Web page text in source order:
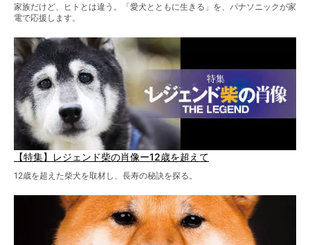
家族だけど、ヒトとは違う。「愛犬とともに生きる」を、パナソニックが家
電で応援します。
【特集】レジェンド柴の肖像ー12歳を超えて
12歳を超えた柴犬を取材し、長寿の秘訣を探る。